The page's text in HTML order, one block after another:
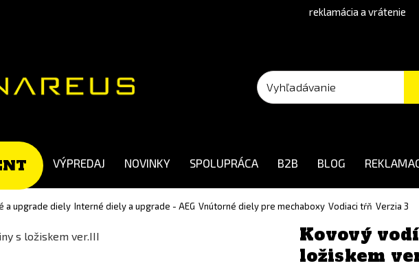
reklamácia a vrátenie
VÝPREDAJ NOVINKY SPOLUPRÁCA B2B BLOG
a upgrade diely Interné diely a upgrade - AEG Vnútorné diely pre mechaboxy Vodiaci tŕň Verzia 3
Kovový
ložiskem